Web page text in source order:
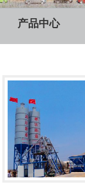
产品中心